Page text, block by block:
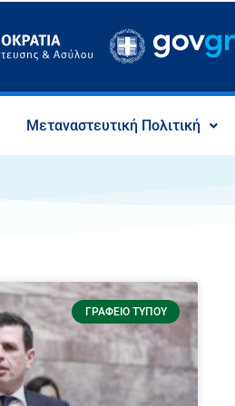
Μεταναστευτική Πολιτική
ΓΡΑΦΕΊΟ ΤΎΠΟΥ